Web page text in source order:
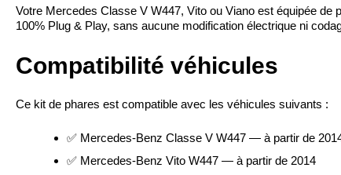
Votre Mercedes Classe V W447, Vito ou Viano est équipée
100% Plug & Play, sans aucune modification électrique ni
Compatibilité véhicules
Ce kit de phares est compatible avec les véhicules suivants :
✅ Mercedes-Benz Classe V W447 — à partir de
✅ Mercedes-Benz Vito W447 — à partir de 2014